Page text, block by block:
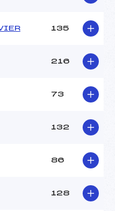
135
216
73
132
86
128